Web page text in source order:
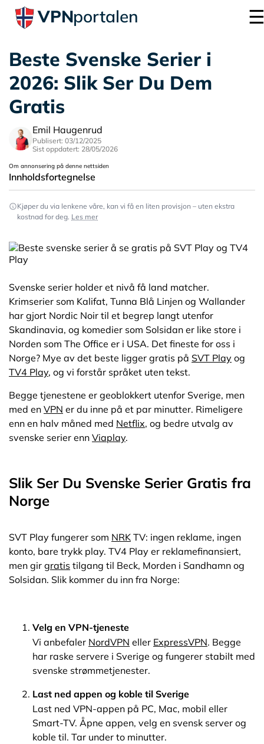
VPNportalen
Beste Svenske Serier i
2026: Slik Ser Du Dem
Gratis
Emil Haugenrud
Publisert: 03/12/2025
Sist oppdatert: 28/05/2026
Om annonsering på denne nettsiden
Innholdsfortegnelse
Kjøper du via lenkene våre, kan vi få en liten provisjon – uten ekstra
kostnad for deg. Les mer
Svenske serier holder et nivå få land matcher.
Krimserier som Kalifat, Tunna Blå Linjen og Wallander
har gjort Nordic Noir til et begrep langt utenfor
Skandinavia, og komedier som Solsidan er like store i
Norden som The Office er i USA. Det fineste for oss i
Norge? Mye av det beste ligger gratis på SVT Play og
TV4 Play, og vi forstår språket uten tekst.
Begge tjenestene er geoblokkert utenfor Sverige, men
med en VPN er du inne på et par minutter. Rimeligere
enn en halv måned med Netflix, og bedre utvalg av
svenske serier enn Viaplay.
Slik Ser Du Svenske Serier Gratis fra
Norge
SVT Play fungerer som NRK TV: ingen reklame, ingen
konto, bare trykk play. TV4 Play er reklamefinansiert,
men gir gratis tilgang til Beck, Morden i Sandhamn og
Solsidan. Slik kommer du inn fra Norge:
Velg en VPN-tjeneste
Vi anbefaler NordVPN eller ExpressVPN. Begge
har raske servere i Sverige og fungerer stabilt med
svenske strømmetjenester.
Last ned appen og koble til Sverige
Last ned VPN-appen på PC, Mac, mobil eller
Smart-TV. Åpne appen, velg en svensk server og
koble til. Tar under to minutter.